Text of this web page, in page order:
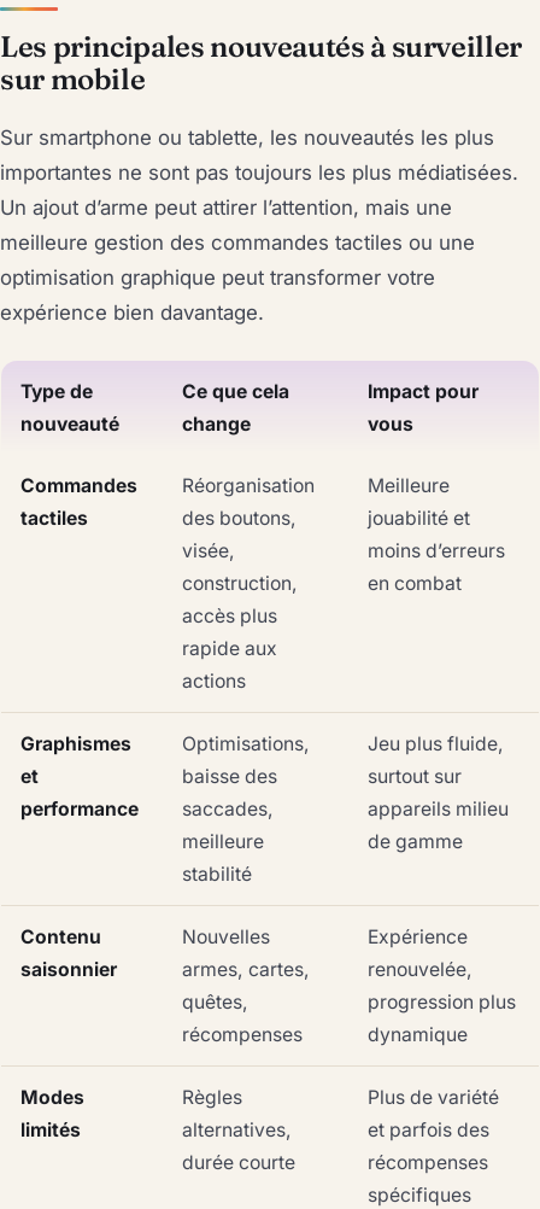
Les principales nouveautés à surveiller
sur mobile
Sur smartphone ou tablette, les nouveautés les plus
importantes ne sont pas toujours les plus médiatisées.
Un ajout d’arme peut attirer l’attention, mais une
meilleure gestion des commandes tactiles ou une
optimisation graphique peut transformer votre
expérience bien davantage.
Type de
nouveauté
Ce que cela
change
Impact pour
vous
Commandes
tactiles
Réorganisation
des boutons,
visée,
construction,
accès plus
rapide aux
actions
Meilleure
jouabilité et
moins d’erreurs
en combat
Graphismes
et
performance
Optimisations,
baisse des
saccades,
meilleure
stabilité
Jeu plus fluide,
surtout sur
appareils milieu
de gamme
Contenu
saisonnier
Nouvelles
armes, cartes,
quêtes,
récompenses
Expérience
renouvelée,
progression plus
dynamique
Modes
limités
Règles
alternatives,
durée courte
Plus de variété
et parfois des
récompenses
spécifiques